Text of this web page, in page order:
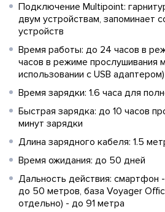
Подключение Multipoint:
двум устройствам, запоминает
устройств
Время работы: до 24 часов в
часов в режиме прослушивания
использовании с USB адаптером)
Время зарядки: 1.6 часа для
Быстрая зарядка: до 10 часов
минут зарядки
Длина зарядного кабеля: 1.5
Время ожидания: до 50 дней
Дальность действия: смартфон
до 50 метров, база Voyager
отдельно) - до 91 метра